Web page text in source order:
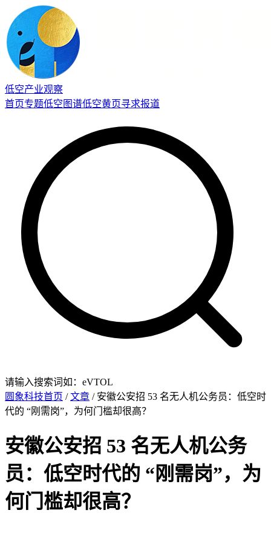
低空产业观察
首页专题低空图谱低空黄页寻求报道
请输入搜索词如：eVTOL
圆象科技首页 /文章 / 安徽公安招 53 名无人机公务员：低空时
代的 “刚需岗”，为何门槛却很高？
安徽公安招 53 名无人机公务
员：低空时代的 “刚需岗”，为
何门槛却很高？